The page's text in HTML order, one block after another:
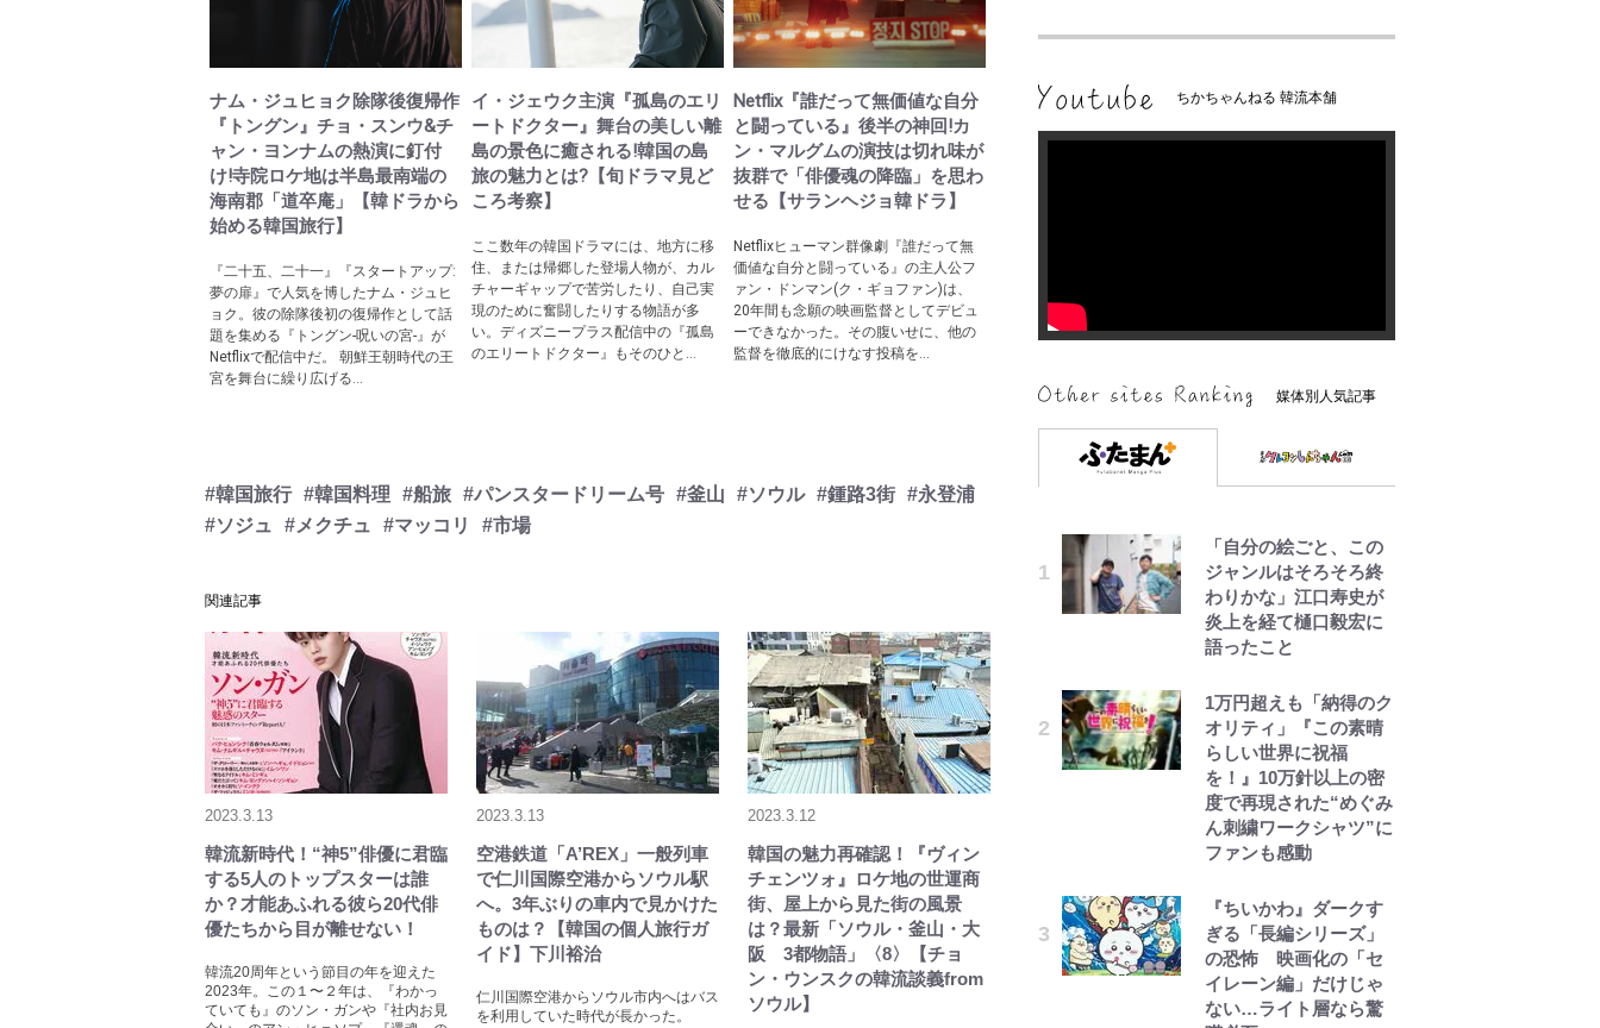
ナム・ジュヒョク除隊後復帰作
『トングン』チョ・スンウ&チ
ャン・ヨンナムの熱演に釘付
け!寺院ロケ地は半島最南端の
海南郡「道卒庵」【韓ドラから
始める韓国旅行】
『二十五、二十一』『スタートアップ:
夢の扉』で人気を博したナム・ジュヒ
ョク。彼の除隊後初の復帰作として話
題を集める『トングン-呪いの宮-』が
Netflixで配信中だ。 朝鮮王朝時代の王
宮を舞台に繰り広げる...
イ・ジェウク主演『孤島のエリ
ートドクター』舞台の美しい離
島の景色に癒される!韓国の島
旅の魅力とは?【旬ドラマ見ど
ころ考察】
ここ数年の韓国ドラマには、地方に移
住、または帰郷した登場人物が、カル
チャーギャップで苦労したり、自己実
現のために奮闘したりする物語が多
い。ディズニープラス配信中の『孤島
のエリートドクター』もそのひと...
Netflix『誰だって無価値な自分
と闘っている』後半の神回!カ
ン・マルグムの演技は切れ味が
抜群で「俳優魂の降臨」を思わ
せる【サランヘジョ韓ドラ】
Netflixヒューマン群像劇『誰だって無
価値な自分と闘っている』の主人公フ
ァン・ドンマン(ク・ギョファン)は、
20年間も念願の映画監督としてデビュ
ーできなかった。その腹いせに、他の
監督を徹底的にけなす投稿を...
#韓国旅行 #韓国料理 #船旅 #パンスタードリーム号 #釜山 #ソウル #鍾路3街 #永登浦
#ソジュ
#メクチュ #マッコリ #市場
関連記事
2023.3.13
韓流新時代！“神5”俳優に君臨
する5人のトップスターは誰
か？才能あふれる彼ら20代俳
優たちから目が離せない！
韓流20周年という節目の年を迎えた
2023年。この１〜２年は、『わかっ
ていても』のソン・ガンや『社内お見
2023.3.13
空港鉄道「A’REX」一般列車
で仁川国際空港からソウル駅
へ。3年ぶりの車内で見かけた
ものは？【韓国の個人旅行ガ
イド】下川裕治
仁川国際空港からソウル市内へはバス
を利用していた時代が長かった。
2023.3.12
韓国の魅力再確認！『ヴィン
チェンツォ』ロケ地の世運商
街、屋上から見た街の風景
は？最新「ソウル・釜山・大
阪 3都物語」〈8〉【チョ
ン・ウンスクの韓流談義from
ソウル】
ちかちゃんねる 韓流本舗
媒体別人気記事
「自分の絵ごと、この
ジャンルはそろそろ終
わりかな」江口寿史が
炎上を経て樋口毅宏に
語ったこと
1万円超えも「納得のク
オリティ」『この素晴
らしい世界に祝福
を！』10万針以上の密
度で再現された“めぐみ
ん刺繍ワークシャツ”に
ファンも感動
『ちいかわ』ダークす
ぎる「長編シリーズ」
の恐怖 映画化の「セ
イレーン編」だけじゃ
ない…ライト層なら驚